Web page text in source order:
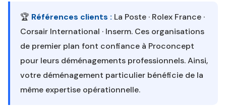
🏆 Références clients : La Poste · Rolex France ·
Corsair International · Inserm. Ces organisations
de premier plan font confiance à Proconcept
pour leurs déménagements professionnels. Ainsi,
votre déménagement particulier bénéficie de la
même expertise opérationnelle.